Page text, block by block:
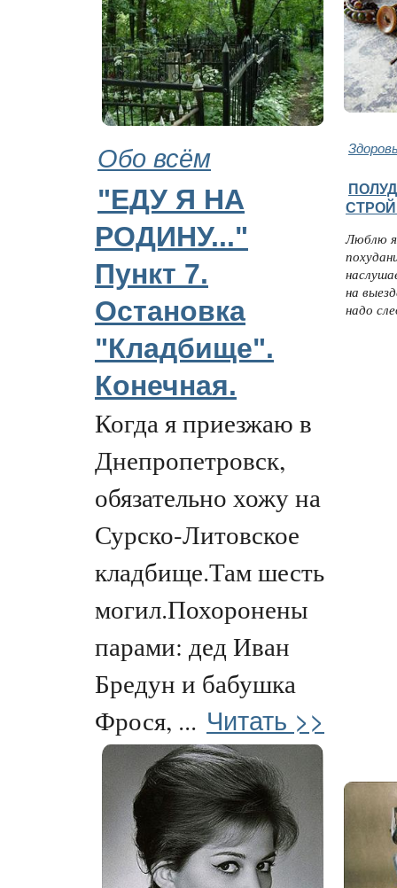
Обо всём
"ЕДУ Я НА
РОДИНУ..."
Пункт 7.
Остановка
"Кладбище".
Конечная.
Когда я приезжаю в
Днепропетровск,
обязательно хожу на
Сурско-Литовское
кладбище.Там шесть
могил.Похоронены
парами: дед Иван
Бредун и бабушка
Фрося, ... Читать >>
Люблю я
на
надо